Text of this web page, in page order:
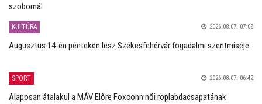
szobornál
KULTÚRA 2026.08.07. 07:08
Augusztus 14-én pénteken lesz Székesfehérvár fogadalmi szentmiséje
SPORT 2026.08.07. 06:42
Alaposan átalakul a MÁV Előre Foxconn női röplabdacsapatának